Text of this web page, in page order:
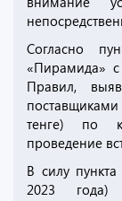
Согласно
«Пирамида» с
Правил,
тенге) по
проведение
В силу
2023 года)